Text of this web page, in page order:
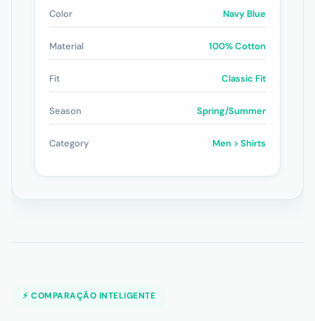
Color Navy Blue
Material 100% Cotton
Fit Classic Fit
Season Spring/Summer
Category Men > Shirts
⚡ COMPARAÇÃO INTELIGENTE